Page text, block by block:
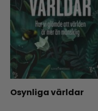
Osynliga världar